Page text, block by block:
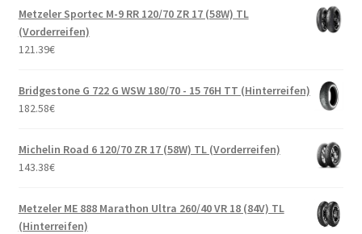
Metzeler Sportec M-9 RR 120/70 ZR 17 (58W) TL
(Vorderreifen)
121.39€
Bridgestone G 722 G WSW 180/70 - 15 76H TT (Hinterreifen)
182.58€
Michelin Road 6 120/70 ZR 17 (58W) TL (Vorderreifen)
143.38€
Metzeler ME 888 Marathon Ultra 260/40 VR 18 (84V) TL
(Hinterreifen)